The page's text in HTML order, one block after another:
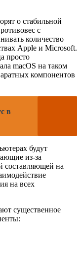
о стабильной
с
количество
Apple и Microsoft.
просто
macOS на таком
компонентов
в
будут
из-за
составляющей на
на всех
существенное